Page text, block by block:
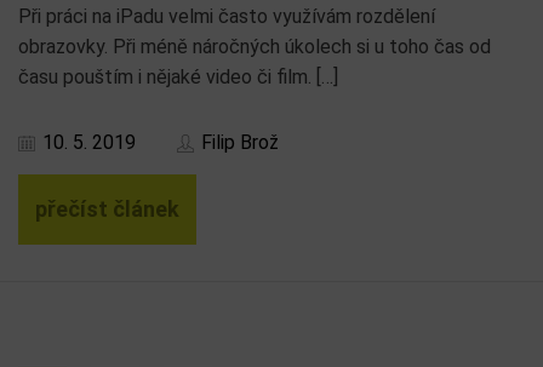
Při práci na iPadu velmi často využívám rozdělení
obrazovky. Při méně náročných úkolech si u toho čas od
času pouštím i nějaké video či film. […]
10. 5. 2019 Filip Brož
přečíst článek